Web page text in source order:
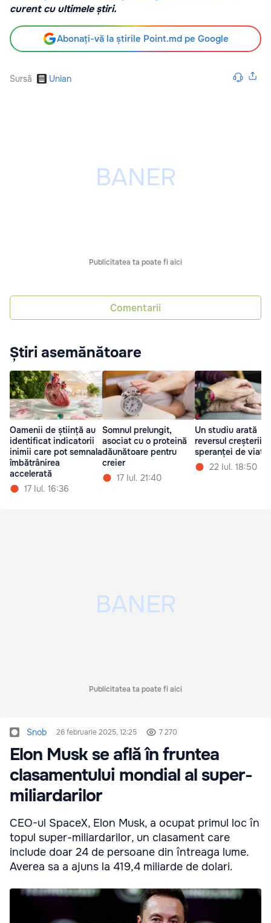
curent cu ultimele știri.
Abonați-vă la știrile Point.md pe Google
Sursă Unian
Publicitatea ta poate fi aici
Comentarii
Știri asemănătoare
Oamenii de știință au
identificat indicatorii
inimii care pot semnala
îmbătrânirea
accelerată
17 Iul. 16:36
Somnul prelungit,
asociat cu o proteină
dăunătoare pentru
creier
17 Iul. 21:40
Un studiu arată
reversul creșterii
speranței de viață
22 Iul. 18:50
Publicitatea ta poate fi aici
Snob 26 februarie 2025, 12:25 7 270
Elon Musk se află în fruntea
clasamentului mondial al super-
miliardarilor
CEO-ul SpaceX, Elon Musk, a ocupat primul loc în
topul super-miliardarilor, un clasament care
include doar 24 de persoane din întreaga lume.
Averea sa a ajuns la 419,4 miliarde de dolari.